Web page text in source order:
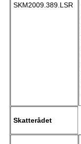
SKM2009.389.LSR
Skatterådet